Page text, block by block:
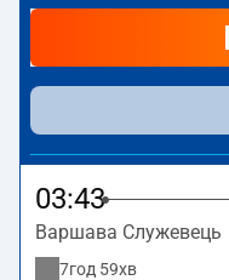
потяги:— пропонують
станції Радимно.
03:43
Варшава Служевець
7год 59хв